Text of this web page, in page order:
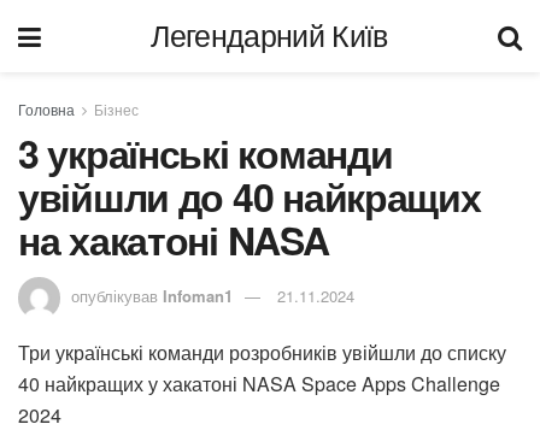
Легендарний Київ
Головна Бізнес
3 українські команди
увійшли до 40 найкращих
на хакатоні NASA
опублікував Infoman1 21.11.2024
Три українські команди розробників увійшли до списку
40 найкращих у хакатоні NASA Space Apps Challenge
2024